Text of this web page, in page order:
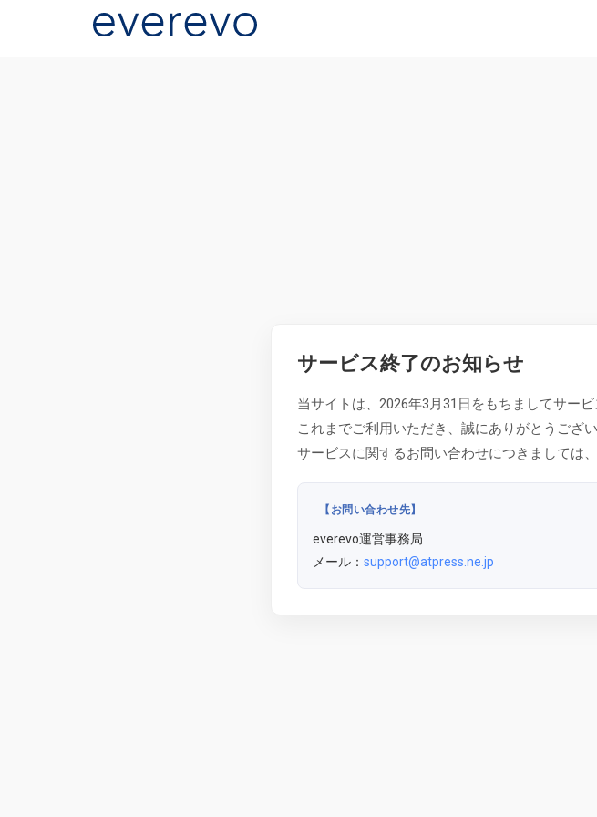
サービス終了のお知らせ
当サイトは、2026年3月31日をもちましてサービ
これまでご利用いただき、誠にありがとうござい
サービスに関するお問い合わせにつきましては
【お問い合わせ先】
everevo運営事務局
メール： support@atpress.ne.jp